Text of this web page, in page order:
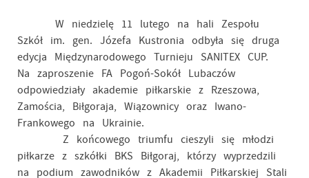
W niedzielę 11 lutego na hali Zespołu
Szkół im. gen. Józefa Kustronia odbyła się druga
edycja Międzynarodowego Turnieju SANITEX CUP.
Na zaproszenie FA Pogoń-Sokół Lubaczów
odpowiedziały akademie piłkarskie z Rzeszowa,
Zamościa, Biłgoraja, Wiązownicy oraz Iwano-
Frankowego na Ukrainie.
Z końcowego triumfu cieszyli się młodzi
piłkarze z szkółki BKS Biłgoraj, którzy wyprzedzili
na podium zawodników z Akademii Piłkarskiej Stali